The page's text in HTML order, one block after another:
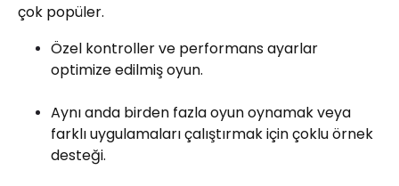
çok popüler.
Özel kontroller ve performans ayarlar
optimize edilmiş oyun.
Aynı anda birden fazla oyun oynamak veya
farklı uygulamaları çalıştırmak için çoklu örnek
desteği.